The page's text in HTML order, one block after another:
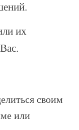
их
своим
или